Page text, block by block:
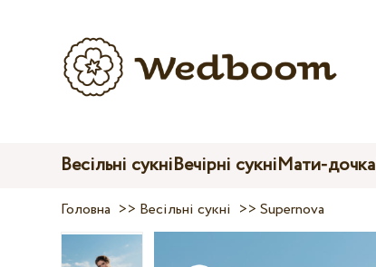
Весільні сукніВечірні сукніМати-дочка
Головна >> Весільні сукні >>Supernova